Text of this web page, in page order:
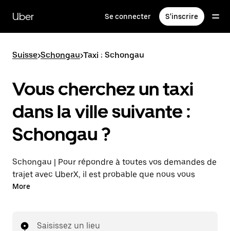
contenu
principal
Uber Se connecter S'inscrire
Suisse>Schongau>Taxi : Schongau
Vous cherchez un taxi
dans la ville suivante :
Schongau ?
Schongau | Pour répondre à toutes vos demandes de
trajet avec UberX, il est probable que nous vous
mettions en relation avec un chauffeur de taxi. Si tel
et 7 j/7), comme avec UberX, et pourrez rejoindre
More
Saisissez un lieu